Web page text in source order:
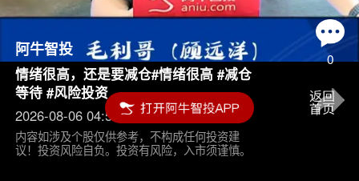
0
阿牛智投
情绪很高，还是要减仓#情绪很高 #减仓
等待 #风险投资
2026-08-06 04:55
内容如涉及个股仅供参考，不构成任何投资建
议！投资风险自负。投资有风险，入市须谨慎。